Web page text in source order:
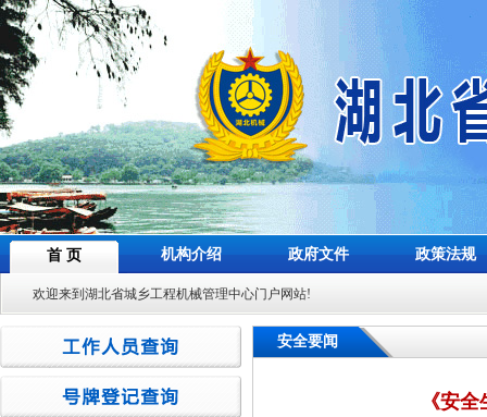
首 页 机构介绍 政府文件 政策法规
欢迎来到湖北省城乡工程机械管理中心门户网站!
安全要闻
《安